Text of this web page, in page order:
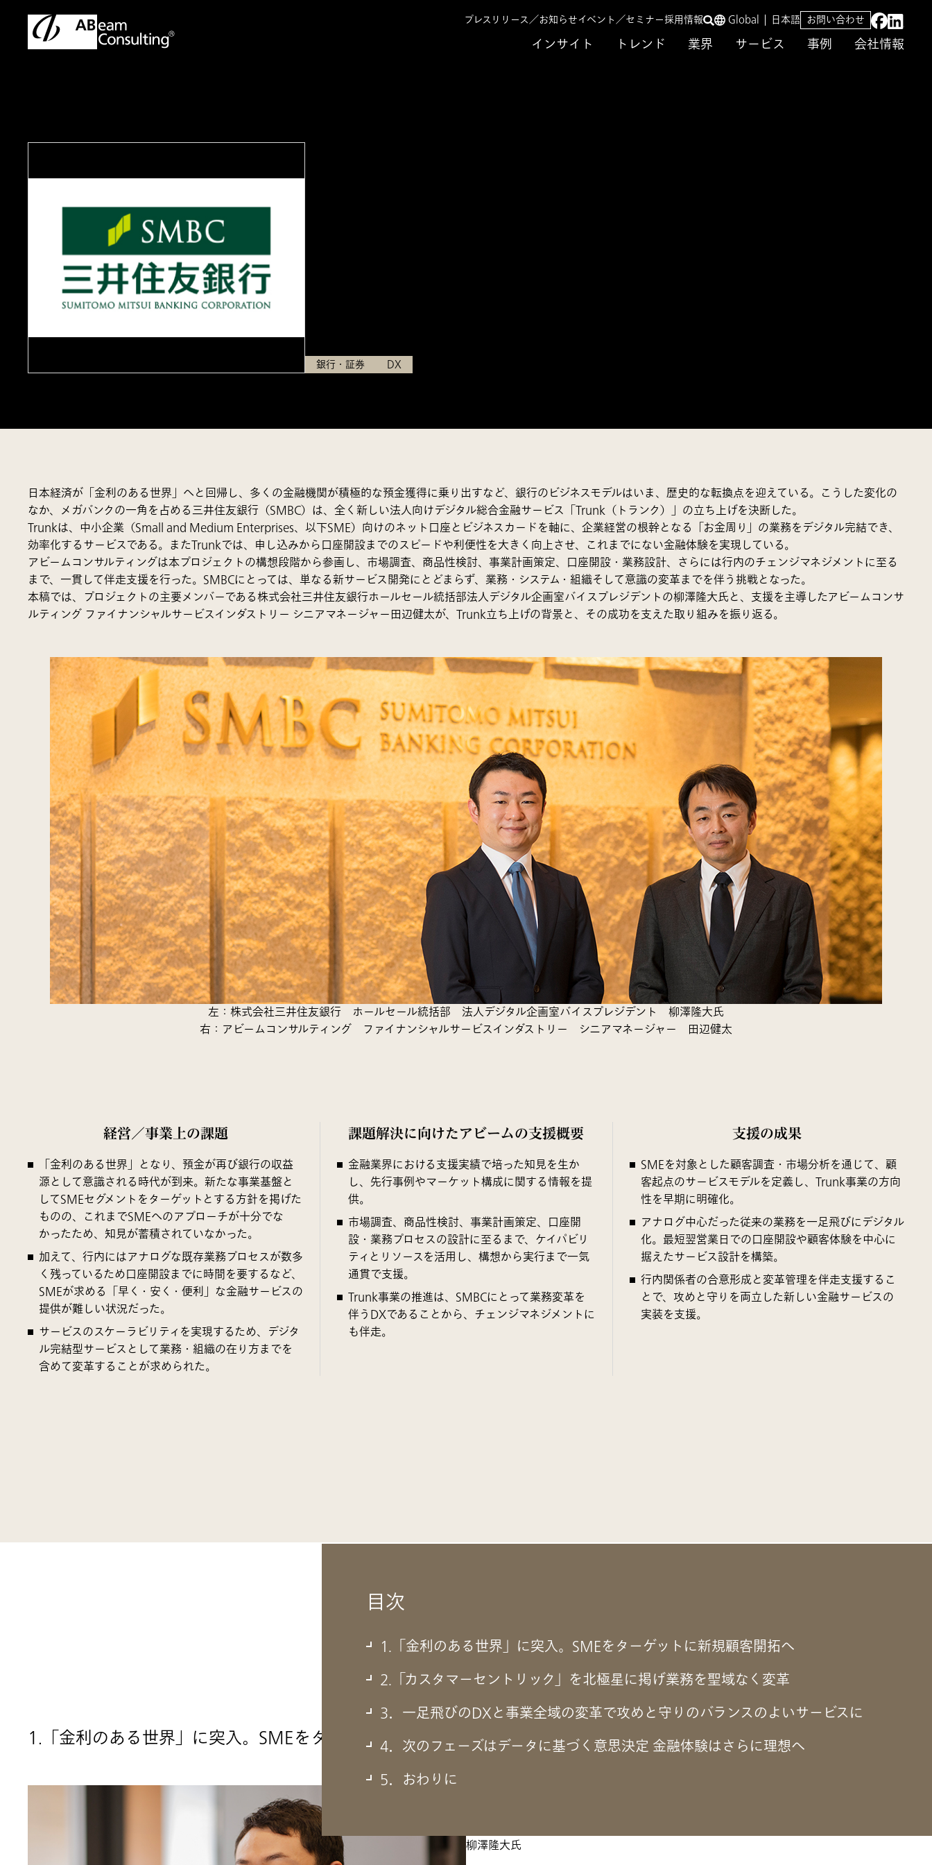
インサイト トレンド 業界 サービス 事例 会社情報
プレスリリース／お知らせイベント／セミナー採用情報 Global 日本語 お問い合わせ
銀行・証券 DX
日本経済が「金利のある世界」へと回帰し、多くの金融機関が積極的な預金獲得に乗り出すなど、銀行のビジネスモデルはいま、歴史的な転換点を迎えている。こうした変化の
なか、メガバンクの一角を占める三井住友銀行（SMBC）は、全く新しい法人向けデジタル総合金融サービス「Trunk（トランク）」の立ち上げを決断した。
Trunkは、中小企業（Small and Medium Enterprises、以下SME）向けのネット口座とビジネスカードを軸に、企業経営の根幹となる「お金周り」の業務をデジタル完結でき、
効率化するサービスである。またTrunkでは、申し込みから口座開設までのスピードや利便性を大きく向上させ、これまでにない金融体験を実現している。
アビームコンサルティングは本プロジェクトの構想段階から参画し、市場調査、商品性検討、事業計画策定、口座開設・業務設計、さらには行内のチェンジマネジメントに至る
まで、一貫して伴走支援を行った。SMBCにとっては、単なる新サービス開発にとどまらず、業務・システム・組織そして意識の変革までを伴う挑戦となった。
本稿では、プロジェクトの主要メンバーである株式会社三井住友銀行ホールセール統括部法人デジタル企画室バイスプレジデントの柳澤隆大氏と、支援を主導したアビームコンサ
ルティング ファイナンシャルサービスインダストリー シニアマネージャー田辺健太が、Trunk立ち上げの背景と、その成功を支えた取り組みを振り返る。
左：株式会社三井住友銀行 ホールセール統括部 法人デジタル企画室バイスプレジデント 柳澤隆大氏
右：アビームコンサルティング ファイナンシャルサービスインダストリー シニアマネージャー 田辺健太
経営／事業上の課題
「金利のある世界」となり、預金が再び銀行の収益
源として意識される時代が到来。新たな事業基盤と
してSMEセグメントをターゲットとする方針を掲げた
ものの、これまでSMEへのアプローチが十分でな
かったため、知見が蓄積されていなかった。
加えて、行内にはアナログな既存業務プロセスが数多
く残っているため口座開設までに時間を要するなど、
SMEが求める「早く・安く・便利」な金融サービスの
提供が難しい状況だった。
サービスのスケーラビリティを実現するため、デジタ
ル完結型サービスとして業務・組織の在り方までを
含めて変革することが求められた。
課題解決に向けたアビームの支援概要
金融業界における支援実績で培った知見を生か
し、先行事例やマーケット構成に関する情報を提
供。
市場調査、商品性検討、事業計画策定、口座開
設・業務プロセスの設計に至るまで、ケイパビリ
ティとリソースを活用し、構想から実行まで一気
通貫で支援。
Trunk事業の推進は、SMBCにとって業務変革を
伴うDXであることから、チェンジマネジメントに
も伴走。
支援の成果
SMEを対象とした顧客調査・市場分析を通じて、顧
客起点のサービスモデルを定義し、Trunk事業の方向
性を早期に明確化。
アナログ中心だった従来の業務を一足飛びにデジタル
化。最短翌営業日での口座開設や顧客体験を中心に
据えたサービス設計を構築。
行内関係者の合意形成と変革管理を伴走支援するこ
とで、攻めと守りを両立した新しい金融サービスの
実装を支援。
目次
1.「金利のある世界」に突入。SMEをターゲットに新規顧客開拓へ
2.「カスタマーセントリック」を北極星に掲げ業務を聖域なく変革
3．一足飛びのDXと事業全域の変革で攻めと守りのバランスのよいサービスに
4．次のフェーズはデータに基づく意思決定 金融体験はさらに理想へ
5．おわりに
1.「金利のある世界」に突入。SMEをターゲットに新規顧客開拓へ
柳澤隆大氏